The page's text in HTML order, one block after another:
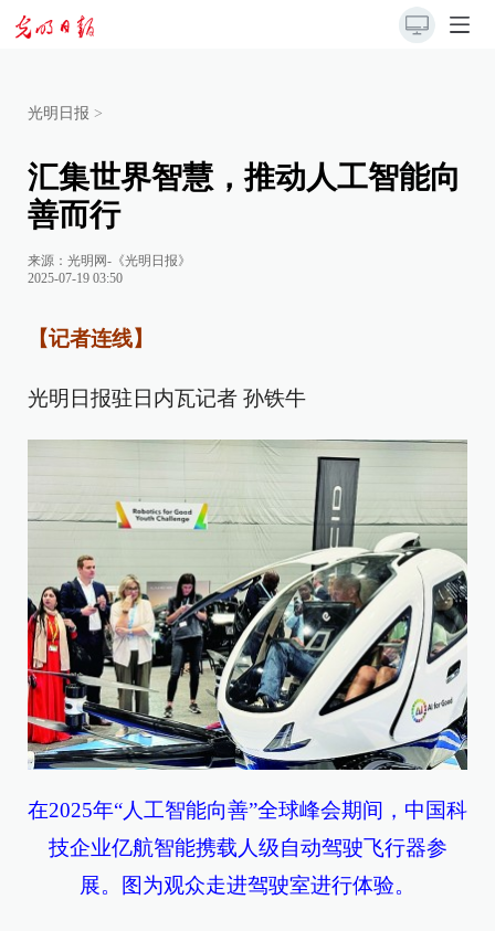
光明日报 >
汇集世界智慧，推动人工智能向
善而行
来源： 光明网-《光明日报》
2025-07-19 03:50
【记者连线】
光明日报驻日内瓦记者 孙铁牛
在2025年“人工智能向善”全球峰会期间，中国科
技企业亿航智能携载人级自动驾驶飞行器参
展。图为观众走进驾驶室进行体验。